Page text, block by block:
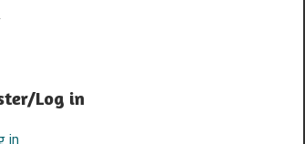
Log in